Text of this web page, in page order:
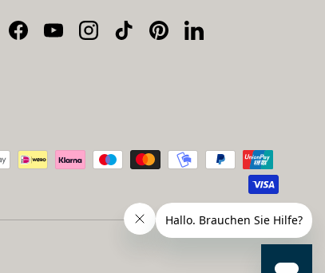
Facebook
YouTubeInstagram
TikTokPinterestLinkedIn